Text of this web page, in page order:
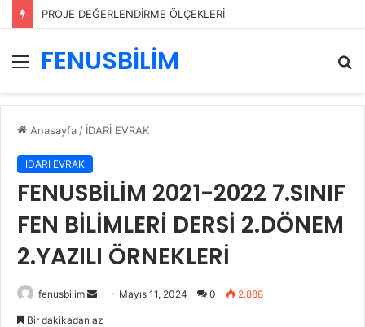
PROJE DEĞERLENDİRME ÖLÇEKLERİ
Menü
FENUSBİLİM
...
Anasayfa / İDARİ EVRAK
İDARİ EVRAK
FENUSBİLİM 2021-2022 7.SINIF
FEN BİLİMLERİ DERSİ 2.DÖNEM
2.YAZILI ÖRNEKLERİ
fenusbilim
Bir
Mayıs 11, 2024 0 2.888
Bir dakikadan az